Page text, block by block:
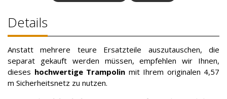
Details
Anstatt mehrere teure Ersatzteile auszutauschen, die
separat gekauft werden müssen, empfehlen wir Ihnen,
dieses hochwertige Trampolin mit Ihrem originalen 4,57
m Sicherheitsnetz zu nutzen.